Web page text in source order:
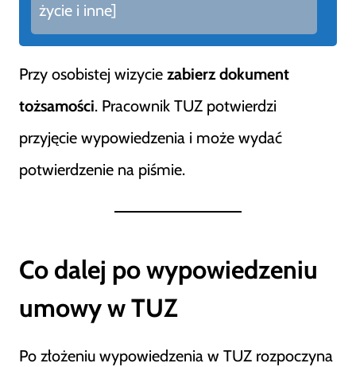
życie i inne]
Przy osobistej wizycie zabierz dokument
tożsamości. Pracownik TUZ potwierdzi
przyjęcie wypowiedzenia i może wydać
potwierdzenie na piśmie.
Co dalej po wypowiedzeniu
umowy w TUZ
Po złożeniu wypowiedzenia w TUZ rozpoczyna